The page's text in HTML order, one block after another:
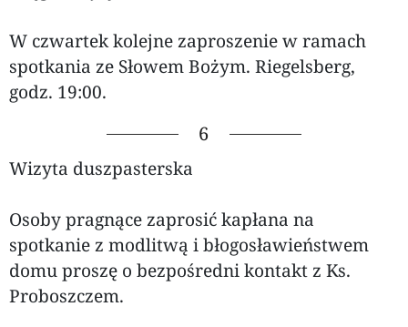
W czwartek kolejne zaproszenie w ramach
spotkania ze Słowem Bożym. Riegelsberg,
godz. 19:00.
6
Wizyta duszpasterska
Osoby pragnące zaprosić kapłana na
spotkanie z modlitwą i błogosławieństwem
domu proszę o bezpośredni kontakt z Ks.
Proboszczem.